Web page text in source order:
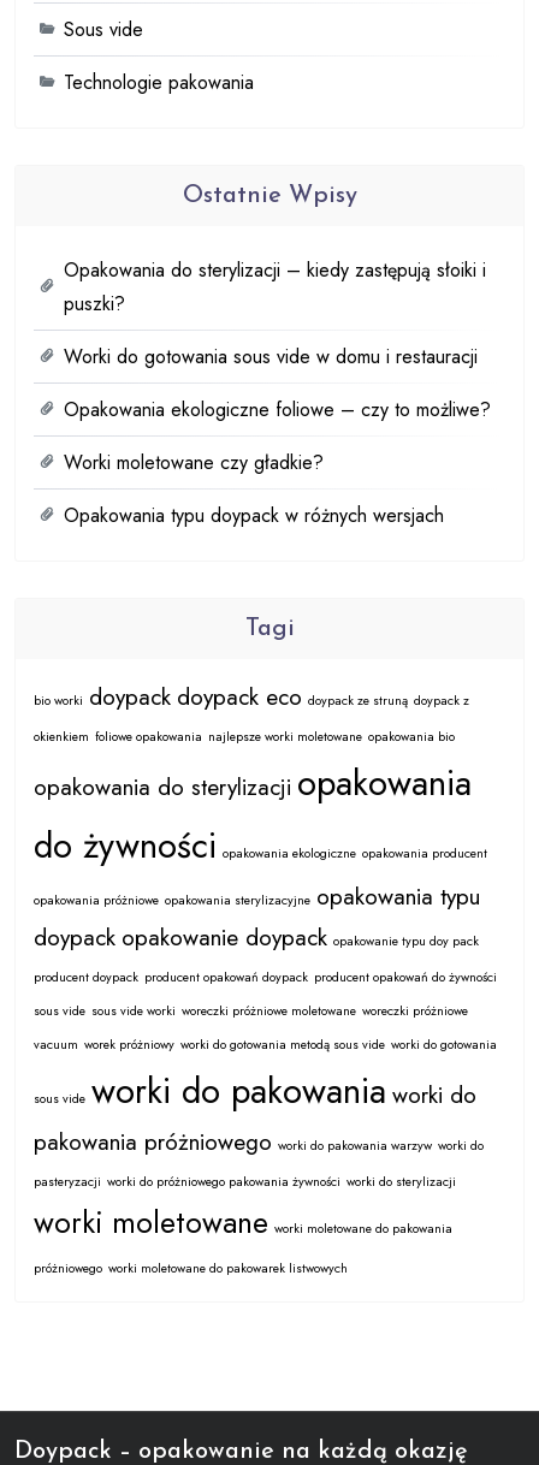
Sous vide
Technologie pakowania
Ostatnie Wpisy
Opakowania do sterylizacji – kiedy zastępują słoiki i
puszki?
Worki do gotowania sous vide w domu i restauracji
Opakowania ekologiczne foliowe – czy to możliwe?
Worki moletowane czy gładkie?
Opakowania typu doypack w różnych wersjach
Tagi
bio worki doypack doypack eco doypack ze struną doypack z
okienkiem foliowe opakowania najlepsze worki moletowane opakowania bio
opakowania do sterylizacji opakowania
do żywności opakowania ekologiczne opakowania producent
opakowania próżniowe opakowania sterylizacyjne opakowania typu
doypack opakowanie doypack opakowanie typu doy pack
producent doypack producent opakowań doypack producent opakowań do żywności
sous vide sous vide worki woreczki próżniowe moletowane woreczki próżniowe
vacuum worek próżniowy worki do gotowania metodą sous vide worki do gotowania
sous vide worki do pakowania worki do
pakowania próżniowego worki do pakowania warzyw worki do
pasteryzacji worki do próżniowego pakowania żywności worki do sterylizacji
worki moletowane worki moletowane do pakowania
próżniowego worki moletowane do pakowarek listwowych
Doypack – opakowanie na każdą okazję